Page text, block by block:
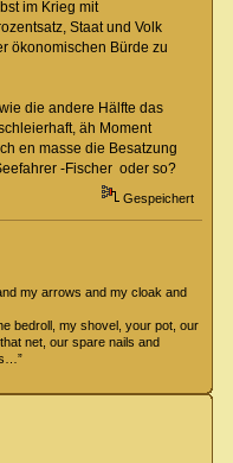
im Krieg mit
Staat und Volk
ökonomischen Bürde zu
die andere Hälfte das
äh Moment
en masse die Besatzung
-Fischer oder so?
Gespeichert
my arrows and my cloak and
bedroll, my shovel, your pot, our
net, our spare nails and